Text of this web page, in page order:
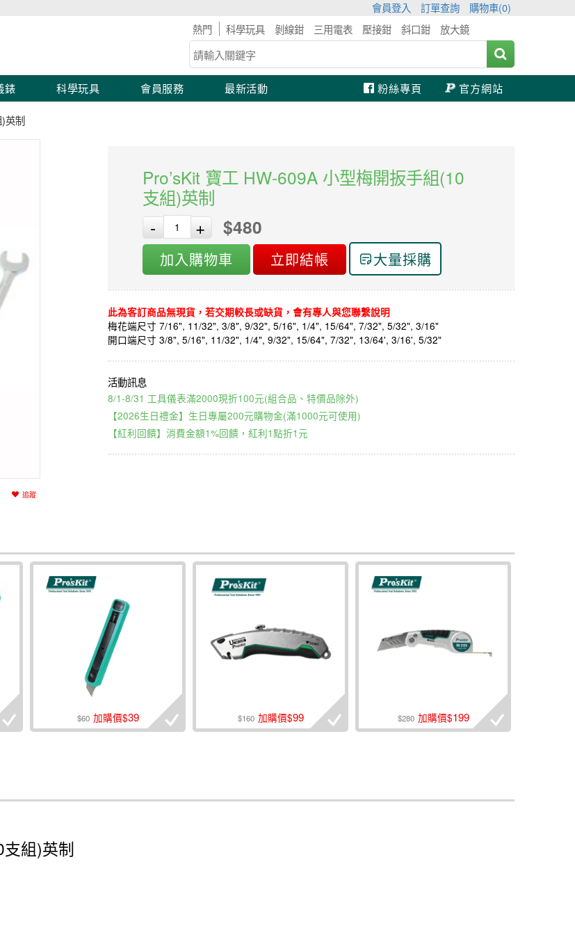
會員登入 訂單查詢 購物車(0)
科學玩具
剝線鉗 三用電表 壓接鉗 斜口鉗 放大鏡
錶 科學玩具 會員服務 最新活動 官方網站
粉絲專頁
英制
追蹤
Pro’sKit 寶工 HW-609A 小型梅開扳手組(10
支組)英制
-
+ $480
加入購物車 立即結帳 大量採購
此為客訂商品無現貨，若交期較長或缺貨，會有專人與您聯繫說明
梅花端尺寸 7/16", 11/32", 3/8", 9/32", 5/16", 1/4", 15/64", 7/32", 5/32", 3/16"
開口端尺寸 3/8", 5/16", 11/32", 1/4", 9/32", 15/64", 7/32", 13/64', 3/16', 5/32"
8/1-8/31 工具儀表滿2000現折100元(組合品、特價品除外)
【2026生日禮金】生日專屬200元購物金(滿1000元可使用)
【紅利回饋】消費金額1%回饋，紅利1點折1元
$60 加購價$39 $160 加購價$99 $280 加購價$199
支組)英制